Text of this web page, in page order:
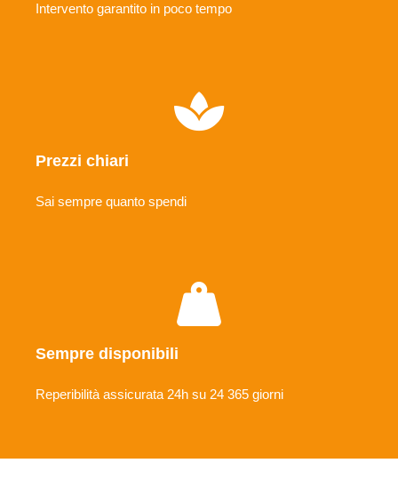
Intervento garantito in poco tempo
Prezzi chiari
Sai sempre quanto spendi
Sempre disponibili
Reperibilità assicurata 24h su 24 365 giorni